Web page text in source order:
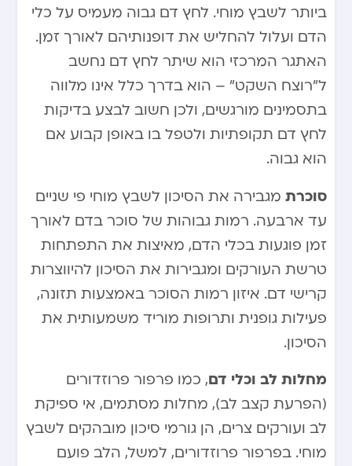
ביותר לשבץ מוחי. לחץ דם גבוה מעמיס על כלי
הדם ועלול להחליש את דופנותיהם לאורך זמן.
האתגר המרכזי הוא שיתר לחץ דם נחשב
ל”רוצח השקט” – הוא בדרך כלל אינו מלווה
בתסמינים מורגשים, ולכן חשוב לבצע בדיקות
לחץ דם תקופתיות ולטפל בו באופן קבוע אם
הוא גבוה.
סוכרת מגבירה את הסיכון לשבץ מוחי פי שניים
עד ארבעה. רמות גבוהות של סוכר בדם לאורך
זמן פוגעות בכלי הדם, מאיצות את התפתחות
טרשת העורקים ומגבירות את הסיכון להיווצרות
קרישי דם. איזון רמות הסוכר באמצעות תזונה,
פעילות גופנית ותרופות מוריד משמעותית את
הסיכון.
מחלות לב וכלי דם, כמו פרפור פרוזדורים
(הפרעת קצב לב), מחלות מסתמים, אי ספיקת
לב ועורקים צרים, הן גורמי סיכון מובהקים לשבץ
מוחי. בפרפור פרוזדורים, למשל, הלב פועם